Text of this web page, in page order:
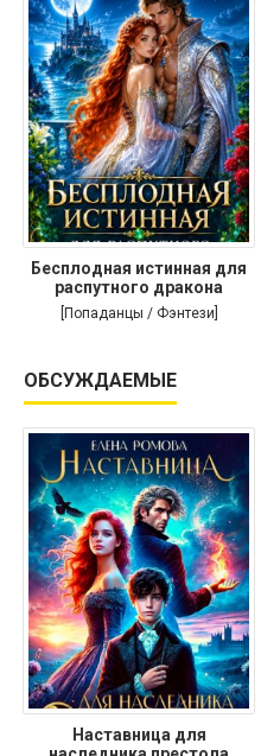
Бесплодная истинная для
распутного дракона
[Попаданцы / Фэнтези]
ОБСУЖДАЕМЫЕ
Наставница для